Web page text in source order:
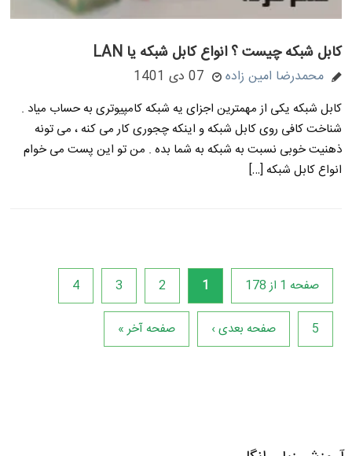
کابل شبکه چیست ؟ انواع کابل شبکه یا LAN
محمدرضا امین زاده 07 دی 1401
کابل شبکه یکی از مهمترین اجزای یه شبکه کامپیوتری به حساب میاد .
شناخت کافی روی کابل شبکه و اینکه چجوری کار می کنه ، می تونه
ذهنیت خوبی نسبت به شبکه به شما بده . من تو این پست می خوام
انواع کابل شبکه […]
صفحه 1 از 178 1
2
3
4
5 صفحه بعدی › صفحه آخر »